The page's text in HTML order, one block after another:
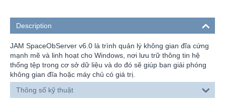
Description
JAM SpaceObServer v6.0 là trình quản lý không gian đĩa cứng
mạnh mẽ và linh hoạt cho Windows, nơi lưu trữ thông tin hệ
thống tệp trong cơ sở dữ liệu và do đó sẽ giúp bạn giải phóng
không gian đĩa hoặc máy chủ có giá trị.
Thông số kỹ thuật